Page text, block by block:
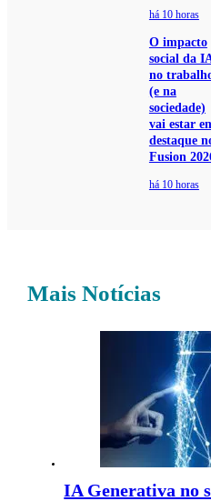
há 10 horas
O impacto
social da
no
(e na
sociedade)
vai estar
destaque
Fusion
há 10 horas
Mais Notícias
IA Generativa no